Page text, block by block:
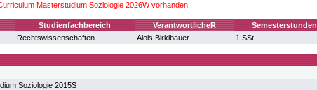
Masterstudium Soziologie 2026W vorhanden.
Studienfachbereich VerantwortlicheR Semesterstunden
Rechtswissenschaften Alois Birklbauer 1 SSt
Soziologie 2015S